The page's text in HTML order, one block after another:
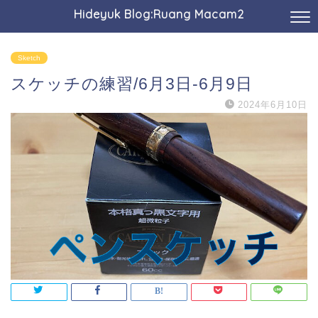
Hideyuk Blog:Ruang Macam2
Sketch
スケッチの練習/6月3日-6月9日
2024年6月10日